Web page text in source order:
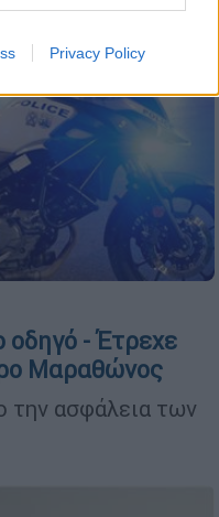
Privacy Policy
οδηγό - Έτρεχε
Μαραθώνος
την ασφάλεια των